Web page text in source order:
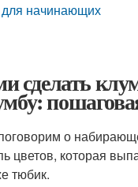
начинающих
сделать
о
цветов, которая
тюбик.